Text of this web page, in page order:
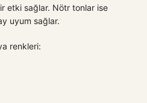
etki sağlar. Nötr tonlar ise
uyum sağlar.
renkleri: